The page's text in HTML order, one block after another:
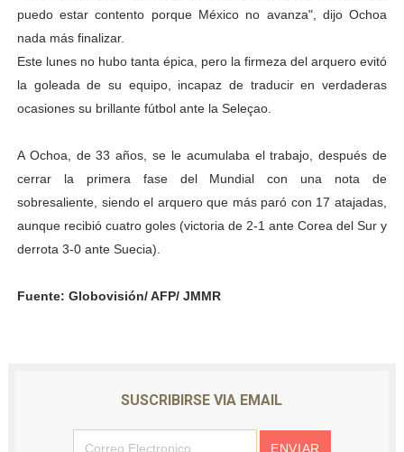
Expertos inspeccionan espacios del OAN para la
puedo estar contento porque México no avanza", dijo Ochoa
nada más finalizar.
Este lunes no hubo tanta épica, pero la firmeza del arquero evitó
la goleada de su equipo, incapaz de traducir en verdaderas
ocasiones su brillante fútbol ante la Seleçao.
A Ochoa, de 33 años, se le acumulaba el trabajo, después de
cerrar la primera fase del Mundial con una nota de
sobresaliente, siendo el arquero que más paró con 17 atajadas,
aunque recibió cuatro goles (victoria de 2-1 ante Corea del Sur y
derrota 3-0 ante Suecia).
Fuente: Globovisión/ AFP/ JMMR
SUSCRIBIRSE VIA EMAIL